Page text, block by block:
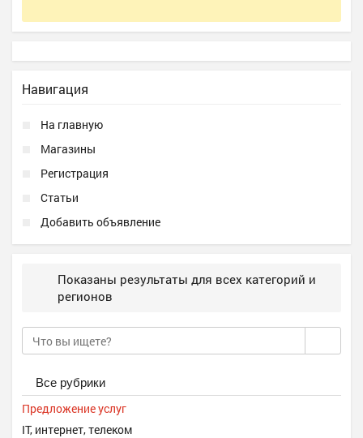
Навигация
На главную
Магазины
Регистрация
Статьи
Добавить объявление
Показаны результаты для всех категорий и
регионов
Все рубрики
Предложение услуг
IT, интернет, телеком